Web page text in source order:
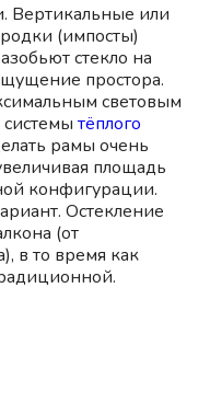
Вертикальные или
(импосты)
стекло на
простора.
световым
тёплого
рамы очень
площадь
конфигурации.
Остекление
(от
в то время как